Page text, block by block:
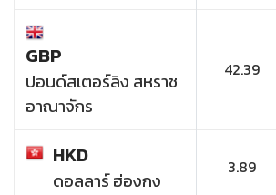
GBP
ปอนด์สเตอร์ลิง สหราช
อาณาจักร
42.39
HKD
ดอลลาร์ ฮ่องกง
3.89